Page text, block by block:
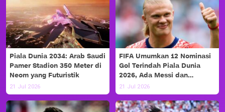
Piala Dunia 2034: Arab Saudi
Pamer Stadion 350 Meter di
Neom yang Futuristik
21 Jul 2026
FIFA Umumkan 12 Nominasi
Gol Terindah Piala Dunia
2026, Ada Messi dan
Haaland!
21 Jul 2026